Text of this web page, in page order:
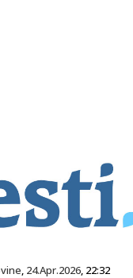
, 24.Apr.2026, 22:32